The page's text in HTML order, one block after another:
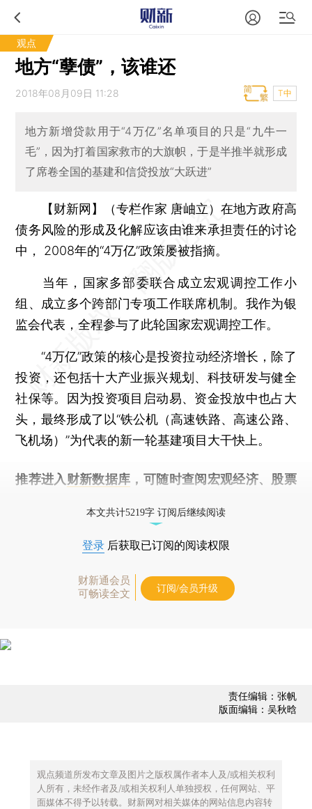
观点
地方“孽债”，该谁还
2018年08月09日 11:28 T中
地方新增贷款用于“4万亿”名单项目的只是“九牛一
毛”，因为打着国家救市的大旗帜，于是半推半就形成
了席卷全国的基建和信贷投放“大跃进”
【财新网】（专栏作家 唐岫立）在地方政府高
债务风险的形成及化解应该由谁来承担责任的讨论
中， 2008年的“4万亿”政策屡被指摘。
当年，国家多部委联合成立宏观调控工作小
组、成立多个跨部门专项工作联席机制。我作为银
监会代表，全程参与了此轮国家宏观调控工作。
“4万亿”政策的核心是投资拉动经济增长，除了
投资，还包括十大产业振兴规划、科技研发与健全
社保等。因为投资项目启动易、资金投放中也占大
头，最终形成了以“铁公机（高速铁路、高速公路、
飞机场）”为代表的新一轮基建项目大干快上。
推荐进入 财新数据库 ，可随时查阅宏观经济、股票
本文共计5219字 订阅后继续阅读
登录 后获取已订阅的阅读权限
财新通会员
可畅读全文
订阅/会员升级
责任编辑：张帆
版面编辑：吴秋晗
观点频道所发布文章及图片之版权属作者本人及/或相关权利
人所有，未经作者及/或相关权利人单独授权，任何网站、平
面媒体不得予以转载。财新网对相关媒体的网站信息内容转